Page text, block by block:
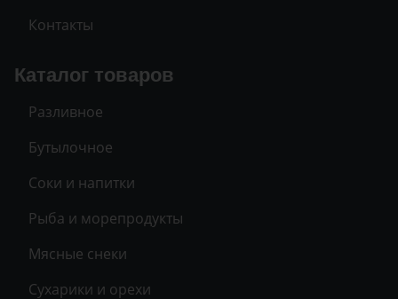
Контакты
Каталог товаров
Разливное
Бутылочное
Соки и напитки
Рыба и морепродукты
Мясные снеки
Сухарики и орехи